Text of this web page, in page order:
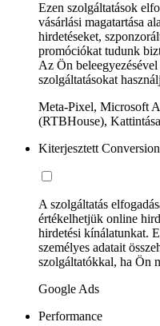
Ezen szolgáltatások
vásárlási magatartása
hirdetéseket,
promóciókat tudunk
Az Ön
szolgáltatásokat
Meta-Pixel, Microsoft
(RTBHouse),
Kiterjesztett
A szolgáltatás
értékelhetjük online
hirdetési kínálatunkat.
személyes adatait
szolgáltatókkal, ha Ön
Google Ads
Performance